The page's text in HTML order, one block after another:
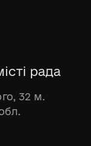
рада
32 м.